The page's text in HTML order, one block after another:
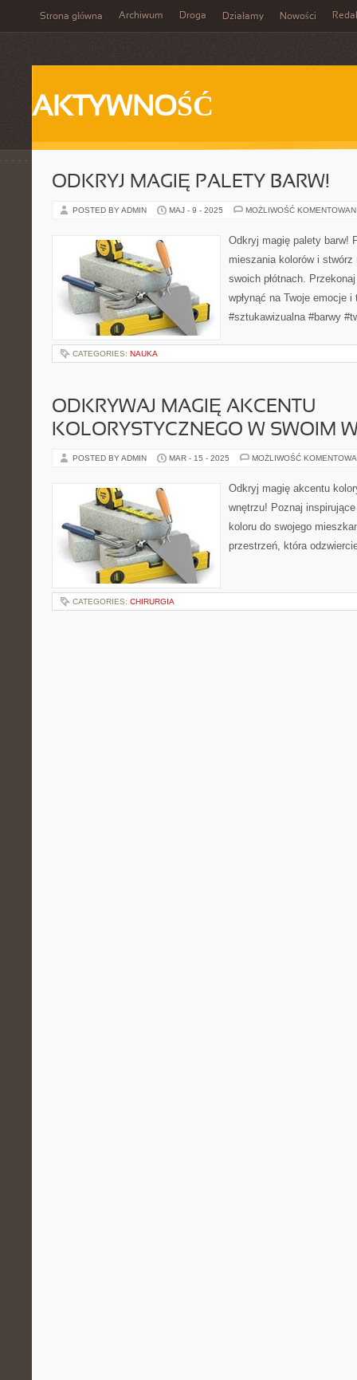
Strona główna Archiwum Droga Działamy Nowości
AKTYWNOŚĆ
ODKRYJ MAGIĘ PALETY BARW!
POSTED BY ADMIN MAJ - 9 - 2025 MOŻLIWOŚĆ
Odkryj magię palety barw!
mieszania kolorów i
swoich płótnach.
wpłynąć na Twoje emocje
#sztukawizualna #barwy
CATEGORIES: NAUKA
ODKRYWAJ MAGIĘ AKCENTU
KOLORYSTYCZNEGO W SWOIM
POSTED BY ADMIN MAR - 15 - 2025 MOŻLIWOŚĆ
Odkryj magię akcentu
wnętrzu! Poznaj
koloru do swojego
przestrzeń, która
CATEGORIES: CHIRURGIA